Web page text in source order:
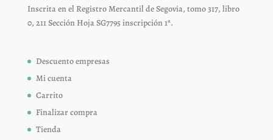
Inscrita en el Registro Mercantil de Segovia, tomo 317, libro
0, 211 Sección Hoja SG7795 inscripción 1ª.
Descuento empresas
Mi cuenta
Carrito
Finalizar compra
Tienda